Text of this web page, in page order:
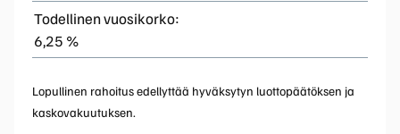
Todellinen vuosikorko:
6,25 %
Lopullinen rahoitus edellyttää hyväksytyn luottopäätöksen ja
kaskovakuutuksen.